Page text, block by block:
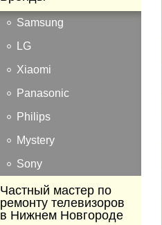
Samsung
LG
Xiaomi
Panasonic
Philips
Mystery
Sony
Частный мастер по
ремонту телевизоров
в Нижнем Новгороде